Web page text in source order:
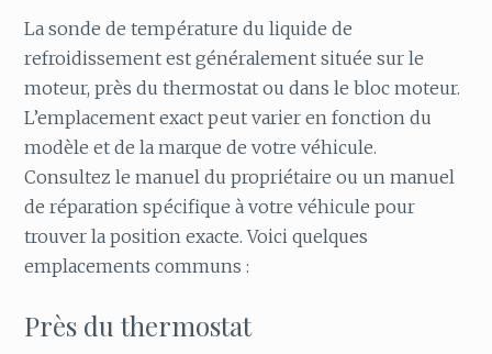
La sonde de température du liquide de
refroidissement est généralement située sur le
moteur, près du thermostat ou dans le bloc moteur.
L’emplacement exact peut varier en fonction du
modèle et de la marque de votre véhicule.
Consultez le manuel du propriétaire ou un manuel
de réparation spécifique à votre véhicule pour
trouver la position exacte. Voici quelques
emplacements communs :
Près du thermostat